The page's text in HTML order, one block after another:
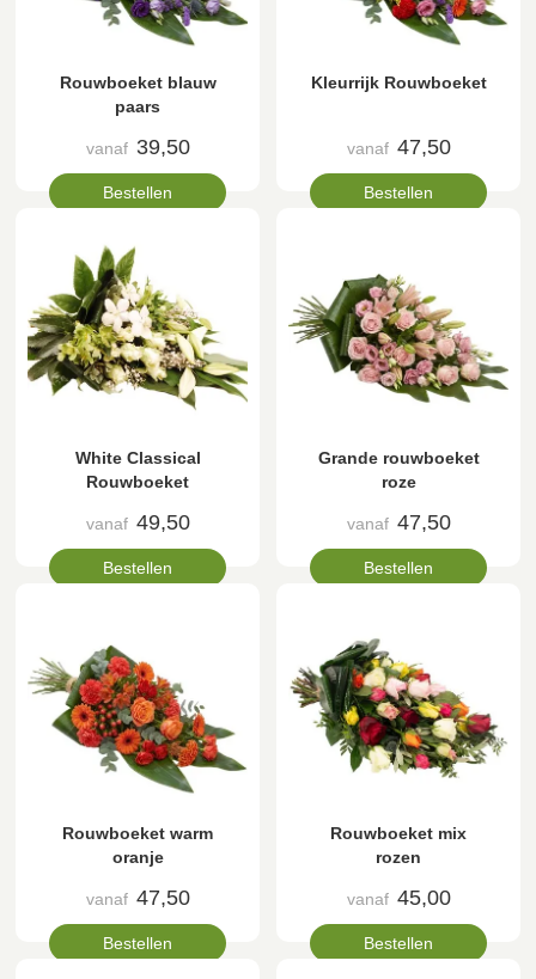
Rouwboeket blauw
paars
vanaf 39,50
Bestellen
Kleurrijk Rouwboeket
vanaf 47,50
Bestellen
White Classical
Rouwboeket
vanaf 49,50
Bestellen
Grande rouwboeket
roze
vanaf 47,50
Bestellen
Rouwboeket warm
oranje
vanaf 47,50
Bestellen
Rouwboeket mix
rozen
vanaf 45,00
Bestellen